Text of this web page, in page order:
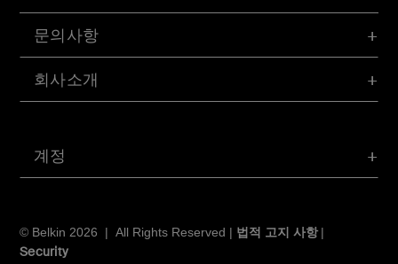
계정
문의사항
회사소개
© Belkin 2026 | All Rights Reserved | 법적 고지 사항|
Security